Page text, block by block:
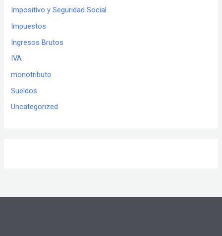
Impositivo y Seguridad Social
Impuestos
Ingresos Brutos
IVA
monotributo
Sueldos
Uncategorized